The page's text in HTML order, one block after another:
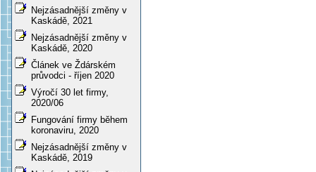
Nejzásadnější změny v
Kaskádě, 2021
Nejzásadnější změny v
Kaskádě, 2020
Článek ve Ždárském
průvodci - říjen 2020
Výročí 30 let firmy,
2020/06
Fungování firmy během
koronaviru, 2020
Nejzásadnější změny v
Kaskádě, 2019